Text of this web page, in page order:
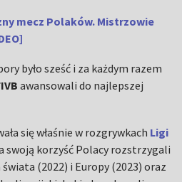
mecz Polaków. Mistrzowie
było sześć i za każdym razem
awansowali do najlepszej
się właśnie w rozgrywkach Ligi
swoją korzyść Polacy rozstrzygali
(2022) i Europy (2023) oraz